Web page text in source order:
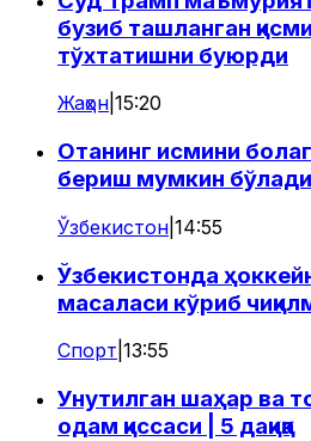
бузиб ташланган
тўхтатишни буюрди
Жаҳон 15:20
Отанинг исмини
бериш мумкин бўлади
Ўзбекистон 14:55
Ўзбекистонда
масаласи кўриб
Спорт 13:55
Унутилган шаҳар ва
одам қиссаси | 5 дақиқа